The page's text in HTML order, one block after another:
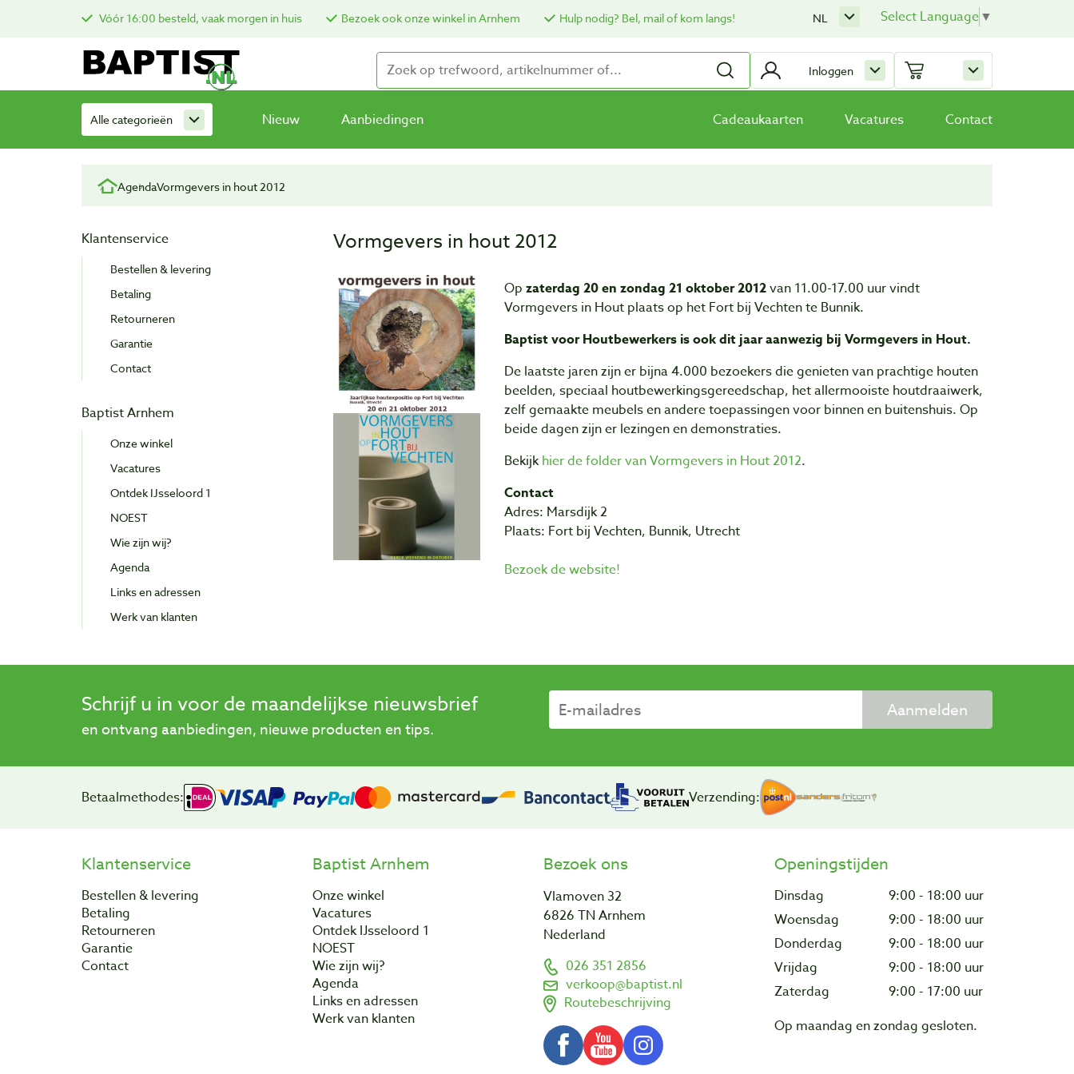
Vóór 16:00 besteld, vaak morgen in huis Bezoek ook onze winkel in Arnhem Hulp nodig? Bel, mail of kom langs! Select Language▼
NL
Inloggen
Alle categorieën Nieuw Aanbiedingen Cadeaukaarten Vacatures Contact
AgendaVormgevers in hout 2012
Klantenservice
Bestellen & levering
Betaling
Retourneren
Garantie
Contact
Baptist Arnhem
Onze winkel
Vacatures
Ontdek IJsseloord 1
NOEST
Wie zijn wij?
Agenda
Links en adressen
Werk van klanten
Vormgevers in hout 2012
Op zaterdag 20 en zondag 21 oktober 2012van 11.00-17.00 uur vindt
Vormgevers in Hout plaats op het Fort bij Vechten te Bunnik.
Baptist voor Houtbewerkers is ook dit jaar aanwezig bij Vormgevers in Hout.
De laatste jaren zijn er bijna 4.000 bezoekers die genieten van prachtige houten
beelden, speciaal houtbewerkingsgereedschap, het allermooiste houtdraaiwerk,
zelf gemaakte meubels en andere toepassingen voor binnen en buitenshuis. Op
beide dagen zijn er lezingen en demonstraties.
Bekijkhier de folder van Vormgevers in Hout 2012.
Contact
Adres: Marsdijk 2
Plaats: Fort bij Vechten, Bunnik, Utrecht
Bezoek de website!
Schrijf u in voor de maandelijkse nieuwsbrief
en ontvang aanbiedingen, nieuwe producten en tips.
Aanmelden
Betaalmethodes: Verzending:
Klantenservice
Bestellen & levering
Betaling
Retourneren
Garantie
Contact
Baptist Arnhem
Onze winkel
Vacatures
Ontdek IJsseloord 1
NOEST
Wie zijn wij?
Agenda
Links en adressen
Werk van klanten
Bezoek ons
Vlamoven 32
6826 TN Arnhem
Nederland
026 351 2856
verkoop@baptist.nl
Routebeschrijving
Openingstijden
Dinsdag
9:00 - 18:00 uur
Woensdag
9:00 - 18:00 uur
Donderdag
9:00 - 18:00 uur
Vrijdag
9:00 - 18:00 uur
Zaterdag
9:00 - 17:00 uur
Op maandag en zondag gesloten.